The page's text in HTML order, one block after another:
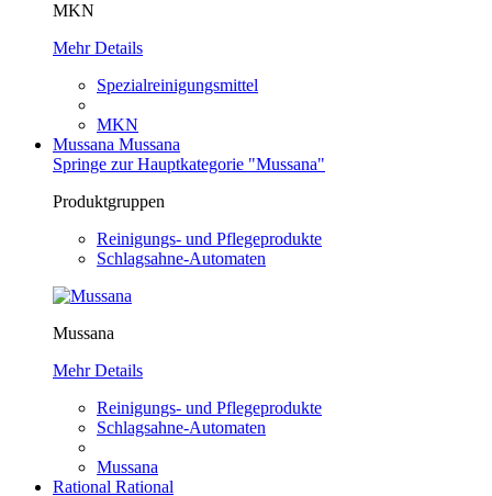
MKN
Mehr Details
Spezialreinigungsmittel
MKN
Mussana Mussana
Springe zur Hauptkategorie "Mussana"
Produktgruppen
Reinigungs- und Pflegeprodukte
Schlagsahne-Automaten
Mussana
Mehr Details
Reinigungs- und Pflegeprodukte
Schlagsahne-Automaten
Mussana
Rational Rational